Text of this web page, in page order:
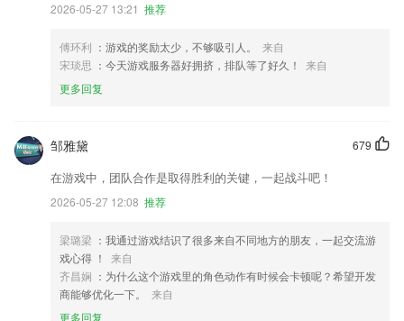
2026-05-27 13:21 推荐
傅环利 ：游戏的奖励太少，不够吸引人。
来自
宋琰思 ：今天游戏服务器好拥挤，排队等了好久！
来自
更多回复
679
邹雅黛
在游戏中，团队合作是取得胜利的关键，一起战斗吧！
2026-05-27 12:08 推荐
梁璐梁 ：我通过游戏结识了很多来自不同地方的朋友，一起交流游
戏心得 ！
来自
齐昌娴 ：为什么这个游戏里的角色动作有时候会卡顿呢？希望开发
商能够优化一下。
来自
更多回复